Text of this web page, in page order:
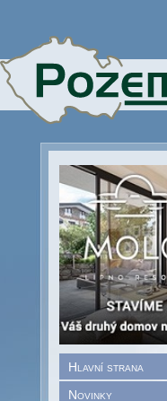
Hlavní strana
Novinky